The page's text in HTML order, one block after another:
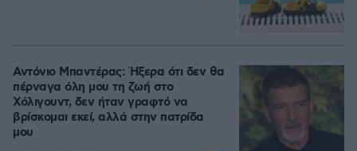
Αντόνιο Μπαντέρας: Ήξερα ότι δεν θα
πέρναγα όλη μου τη ζωή στο
Χόλιγουντ, δεν ήταν γραφτό να
βρίσκομαι εκεί, αλλά στην πατρίδα
μου